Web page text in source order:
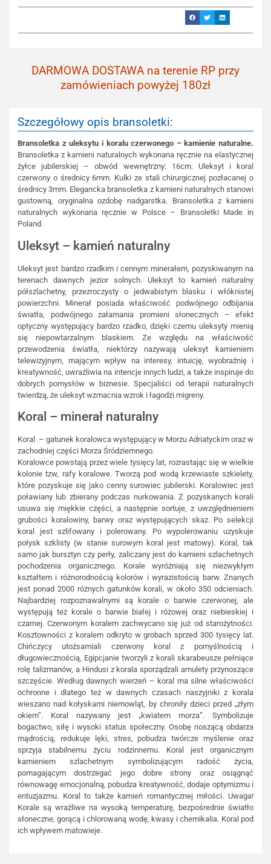
DARMOWA DOSTAWA na terenie RP przy
zamówieniach powyżej 180zł
Szczegółowy opis bransoletki:
Bransoletka z uleksytu i koralu czerwonego – kamienie naturalne.
Bransoletka z kamieni naturalnych wykonana ręcznie na elastycznej
żyłce jubilerskiej – obwód wewnętrzny: 16cm. Uleksyt i koral
czerwony o średnicy 6mm. Kulki ze stali chirurgicznej pozłacanej o
średnicy 3mm. Elegancka bransoletka z kamieni naturalnych stanowi
gustowną, oryginalna ozdobę nadgarstka. Bransoletka z kamieni
naturalnych wykonana ręcznie w Polsce – Bransoletki Made in
Poland.
Uleksyt – kamień naturalny
Uleksyt jest bardzo rzadkim i cennym minerałem, pozyskiwanym na
terenach dawnych jezior solnych. Uleksyt to kamień naturalny
półszlachetny, przezroczysty o jedwabistym blasku i włóknistej
powierzchni. Minerał posiada właściwość podwójnego odbijania
światła, podwójnego załamania promieni słonecznych – efekt
optyczny występujący bardzo rzadko, dzięki czemu uleksyty mienią
się niepowtarzalnym blaskiem. Ze względu na właściwość
przewodzenia światła, niektórzy nazywają uleksyt kamieniem
telewizyjnym, mającym wpływ na interesy, intuicję, wyobraźnię i
kreatywność, uwrażliwia na intencje innych ludzi, a także inspiruje do
dobrych pomysłów w biznesie. Specjaliści od terapii naturalnych
twierdzą, że uleksyt wzmacnia wzrok i łagodzi migreny.
Koral – minerał naturalny
Koral – gatunek koralowca występujący w Morzu Adriatyckim oraz w
zachodniej części Morza Śródziemnego.
Koralowce powstają przez wiele tysięcy lat, rozrastając się w wielkie
kolonie tzw, rafy koralowe. Tworzą pod wodą krzewiaste szkielety,
które pozyskuje się jako cenny surowiec jubilerski. Koralowiec jest
poławiany lub zbierany podczas nurkowania. Z pozyskanych korali
usuwa się miękkie części, a następnie sortuje, z uwzględnieniem
grubości koralowiny, barwy oraz występujących skaz. Po selekcji
koral jest szlifowany i polerowany. Po wypolerowaniu uzyskuje
połysk szklisty (w stanie surowym koral jest matowy). Koral, tak
samo jak bursztyn czy perły, zaliczany jest do kamieni szlachetnych
pochodzenia organicznego. Korale wyróżniają się niezwykłym
kształtem i różnorodnością kolorów i wyrazistością barw. Znanych
jest ponad 2000 różnych gatunków korali, w około 350 odcieniach.
Najbardziej rozpoznawalnymi są korale o barwie czerwonej, ale
występują też korale o barwie białej i różowej oraz niebieskiej i
czarnej. Czerwonym koralem zachwycano się już od starożytności.
Kosztowności z koralem odkryto w grobach sprzed 300 tysięcy lat.
Chińczycy utożsamiali czerwony koral z pomyślnością i
długowiecznością, Egipcjanie tworzyli z korali skarabeusze pełniące
rolę talizmanów, a Hindusi z korala sporządzali amulety przynoszące
szczęście. Według dawnych wierzeń – koral ma silne właściwości
ochronne i dlatego też w dawnych czasach naszyjniki z korala
wieszano nad kołyskami niemowląt, by chroniły dzieci przed „złym
okiem”. Koral nazywany jest „kwiatem morza”. Symbolizuje
bogactwo, siłę i wysoki status społeczny. Osobę noszącą obdarza
mądrością, redukuje lęki, stres, pobudza twórcze myślenie oraz
sprzyja stabilnemu życiu rodzinnemu. Koral jest organicznym
kamieniem szlachetnym symbolizującym radość życia,
pomagającym dostrzegać jego dobre strony oraz osiągnąć
równowagę emocjonalną, pobudza kreatywność, dodaje optymizmu i
entuzjazmu. Koral to także kamień romantycznej miłości. Uwaga!
Korale są wrażliwe na wysoką temperaturę, bezpośrednie światło
słoneczne, gorącą i chlorowaną wodę, kwasy i chemikalia. Koral pod
ich wpływem matowieje.